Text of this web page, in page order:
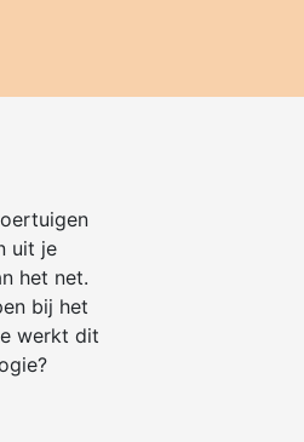
uit je
het net.
bij het
werkt dit